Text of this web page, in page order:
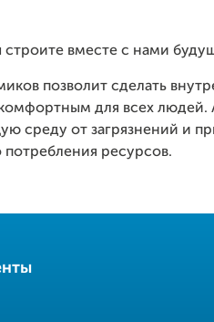
строите вместе с нами
позволит сделать
для всех людей.
среду от загрязнений и
потребления ресурсов.